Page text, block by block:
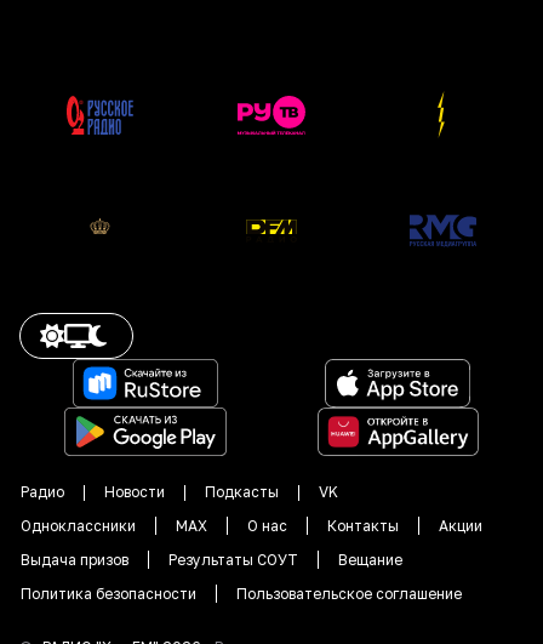
Радио Новости Подкасты
VK
Одноклассники
MAX О нас Контакты
Акции
Выдача призов
Результаты СОУТ
Вещание
Политика безопасности
Пользовательское соглашение